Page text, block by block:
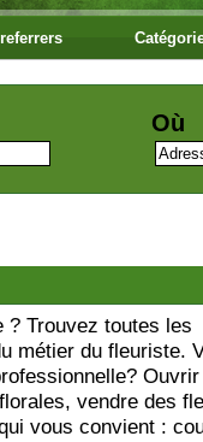
Où
? Trouvez toutes les
métier du fleuriste.
vendre des
vous convient :